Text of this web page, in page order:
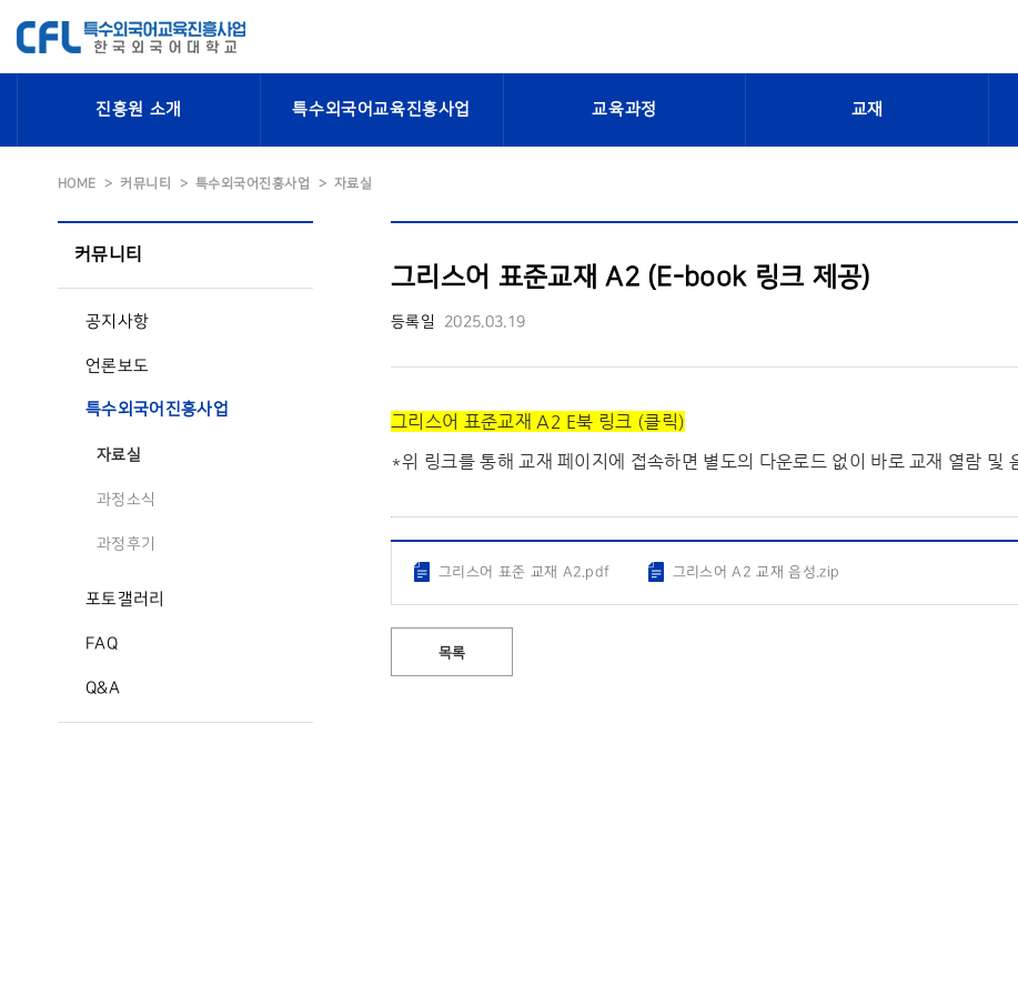
진흥원 소개 특수외국어교육진흥사업 교육과정 교재
HOME 커뮤니티 특수외국어진흥사업 자료실
커뮤니티
공지사항
언론보도
특수외국어진흥사업
자료실
과정소식
과정후기
포토갤러리
FAQ
Q&A
그리스어 표준교재 A2 (E-book 링크 제공)
등록일 2025.03.19
그리스어 표준교재 A2 E북 링크 (클릭)
*위 링크를 통해 교재 페이지에 접속하면 별도의 다운로드 없이 바로 교재 열람 및
그리스어 표준 교재 A2.pdf 그리스어 A2 교재 음성.zip
목록